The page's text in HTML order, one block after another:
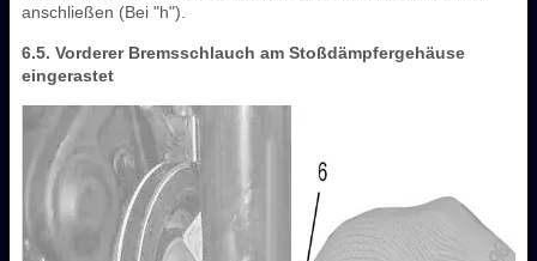
anschließen (Bei "h").
6.5. Vorderer Bremsschlauch am Stoßdämpfergehäuse
eingerastet